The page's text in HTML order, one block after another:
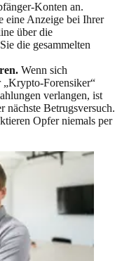
Konten an.
eine Anzeige bei Ihrer
über die
die gesammelten
Wenn sich
„Krypto-Forensiker“
verlangen, ist
nächste Betrugsversuch.
Opfer niemals per